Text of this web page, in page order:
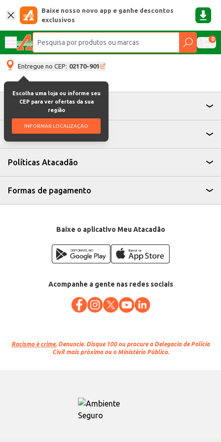
Baixe nosso novo app e ganhe descontos
exclusivos
0
Entregue no CEP: 02170-901
Escolha uma loja ou informe seu
CEP para ver ofertas da sua
região
INFORMAR LOCALIZAÇÃO
Atendimento
Institucional
Políticas Atacadão
Formas de pagamento
Baixe o aplicativo Meu Atacadão
Acompanhe a gente nas redes sociais
Racismo é crime. Denuncie. Disque 100 ou procure a Delegacia de Polícia
Civil mais próxima ou o Ministério Público.